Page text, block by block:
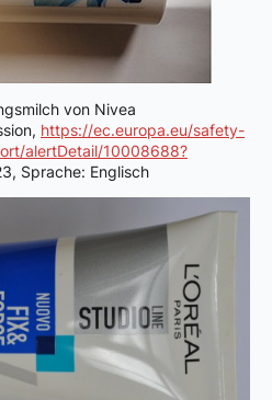
von Nivea
https://ec.europa.eu/safety-
alertDetail/10008688?
Sprache: Englisch